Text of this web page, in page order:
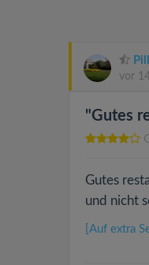
vor
"Gutes
Gutes
und nicht
[Auf extra